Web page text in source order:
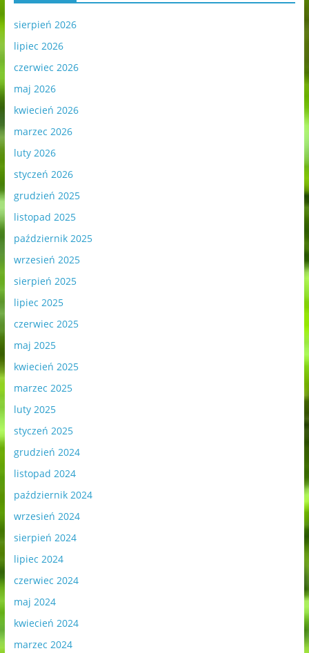
sierpień 2026
lipiec 2026
czerwiec 2026
maj 2026
kwiecień 2026
marzec 2026
luty 2026
styczeń 2026
grudzień 2025
listopad 2025
październik 2025
wrzesień 2025
sierpień 2025
lipiec 2025
czerwiec 2025
maj 2025
kwiecień 2025
marzec 2025
luty 2025
styczeń 2025
grudzień 2024
listopad 2024
październik 2024
wrzesień 2024
sierpień 2024
lipiec 2024
czerwiec 2024
maj 2024
kwiecień 2024
marzec 2024